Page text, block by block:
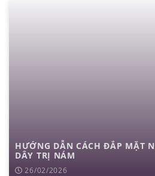
HƯỚNG DẪN CÁCH ĐẮP MẶT
DÂY TRỊ NÁM
26/02/2026